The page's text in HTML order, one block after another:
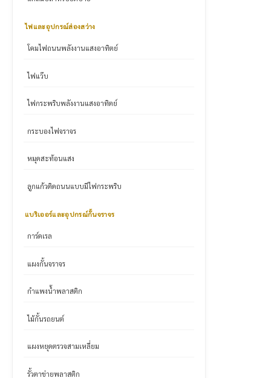
ไฟและอุปกรณ์ส่องสว่าง
โคมไฟถนนพลังงานแสงอาทิตย์
ไฟแว๊บ
ไฟกระพริบพลังงานแสงอาทิตย์
กระบองไฟจราจร
หมุดสะท้อนแสง
ลูกแก้วติดถนนแบบมีไฟกระพริบ
แบริเออร์และอุปกรณ์กั้นจราจร
การ์ดเรล
แผงกั้นจราจร
กำแพงน้ำพลาสติก
ไม้กั้นรถยนต์
แผงหยุดตรวจสามเหลี่ยม
รั้วตาข่ายพลาสติก